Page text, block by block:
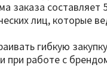
заказа составляет
лиц, которые
гибкую
работе с